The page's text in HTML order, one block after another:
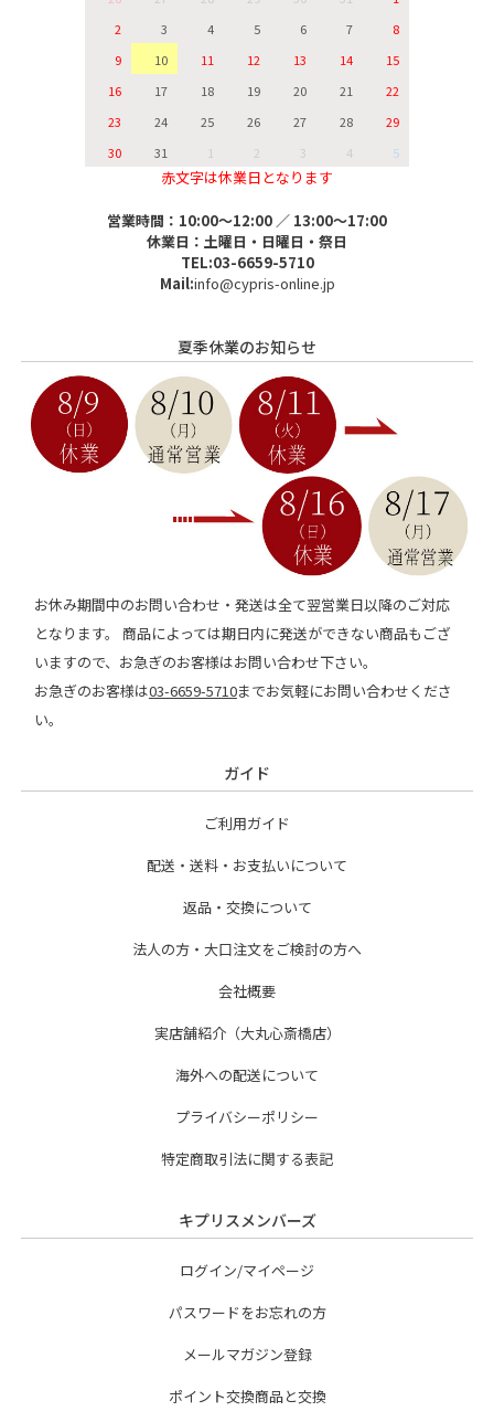
2
3 4 5 6 7
8
9
10 11 12 13 14
15
16
17 18 19 20 21
22
23
24 25 26 27 28
29
30
31 1 2 3 4 5
赤文字は休業日となります
営業時間：10:00～12:00 ／ 13:00～17:00
休業日：土曜日・日曜日・祭日
TEL:03-6659-5710
Mail:info@cypris-online.jp
夏季休業のお知らせ
お休み期間中のお問い合わせ・発送は全て翌営業日以降のご対応
となります。 商品によっては期日内に発送ができない商品もござ
いますので、お急ぎのお客様はお問い合わせ下さい。
お急ぎのお客様は03-6659-5710までお気軽にお問い合わせくださ
い。
ガイド
ご利用ガイド
配送・送料・お支払いについて
返品・交換について
法人の方・大口注文をご検討の方へ
会社概要
実店舗紹介（大丸心斎橋店）
海外への配送について
プライバシーポリシー
特定商取引法に関する表記
キプリスメンバーズ
ログイン/マイページ
パスワードをお忘れの方
メールマガジン登録
ポイント交換商品と交換